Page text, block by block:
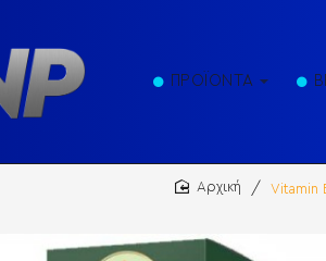
ΠΡΟΪΟΝΤΑ
Vitamin